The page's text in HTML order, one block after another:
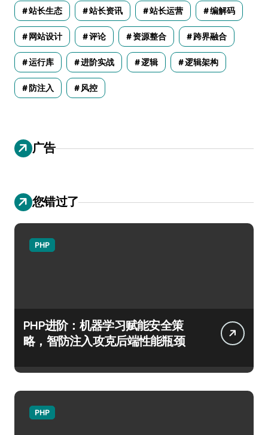
站长生态 站长资讯 站长运营 编解码
网站设计 评论 资源整合 跨界融合
运行库 进阶实战 逻辑 逻辑架构
防注入 风控
广告
您错过了
PHP
PHP进阶：机器学习赋能安全策
略，智防注入攻克后端性能瓶颈
PHP